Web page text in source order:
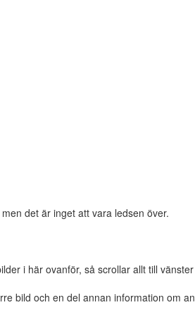
det är inget att vara ledsen över.
i här ovanför, så scrollar allt till
bild och en del annan information om